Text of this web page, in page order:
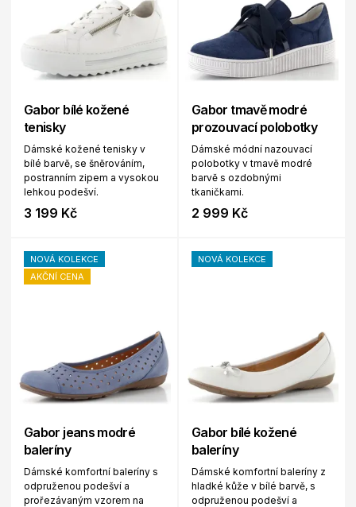
Gabor bílé kožené
tenisky
Dámské kožené tenisky v
bílé barvě, se šněrováním,
postranním zipem a vysokou
lehkou podešví.
3 199 Kč
Gabor tmavě modré
prozouvací polobotky
Dámské módní nazouvací
polobotky v tmavě modré
barvě s ozdobnými
tkaničkami.
2 999 Kč
NOVÁ KOLEKCE
AKČNÍ CENA
Gabor jeans modré
baleríny
Dámské komfortní baleríny s
odpruženou podešví a
prořezávaným vzorem na
NOVÁ KOLEKCE
Gabor bílé kožené
baleríny
Dámské komfortní baleríny z
hladké kůže v bílé barvě, s
odpruženou podešví a